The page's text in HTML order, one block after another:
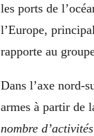
les ports de
l’Europe,
rapporte au
Dans l’axe nord-
armes à partir de
nombre